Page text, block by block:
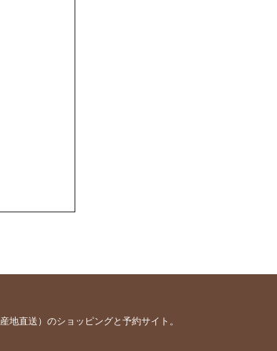
地直送）のショッピングと予約サイト。